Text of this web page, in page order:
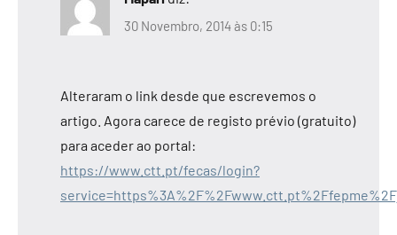
30 Novembro, 2014 às 0:15
Alteraram o link desde que escrevemos o
artigo. Agora carece de registo prévio (gratuito)
para aceder ao portal:
https://www.ctt.pt/fecas/login?